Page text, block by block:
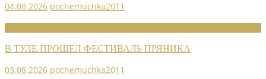
04.08.2026 pochemuchka2011
В ТУЛЕ ПРОШЕЛ ФЕСТИВАЛЬ ПРЯНИКА
03.08.2026 pochemuchka2011